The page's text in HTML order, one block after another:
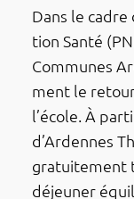
Dans le
tion Santé
Communes
ment le
l’école. À
d’Ar­­dennes
gratui­­­te­­­ment
déjeu­­­ner